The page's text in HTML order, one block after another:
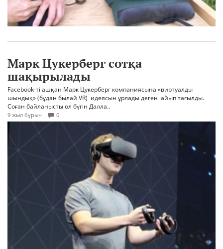
Марк Цукерберг сотқа
шақырылады
Facebook-ті ашқан Марк Цукерберг компаниясына «виртуалды
шындық» (бұдан былай VR) идеясын ұрлады деген айып тағылды.
Соған байланысты ол бүгін Далла..
9 жыл бұрын 0